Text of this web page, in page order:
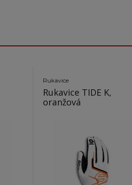
Rukavice
Rukavice TIDE K,
oranžová